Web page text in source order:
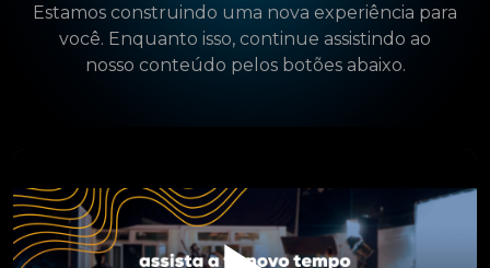
Estamos construindo uma nova experiência para
você. Enquanto isso, continue assistindo ao
nosso conteúdo pelos botões abaixo.